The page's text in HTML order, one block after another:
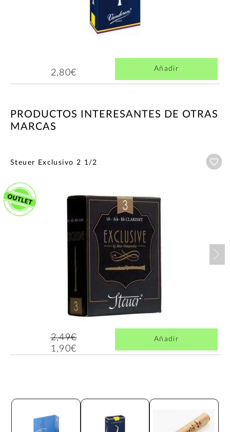
2,80€ Añadir
PRODUCTOS INTERESANTES DE OTRAS
MARCAS
Steuer Exclusivo 2 1/2
2,49€
1,90€
Añadir